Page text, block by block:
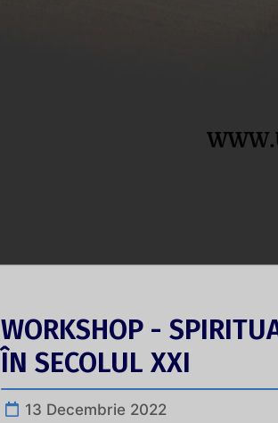
WORKSHOP -
ÎN SECOLUL XXI
13 Decembrie 2022